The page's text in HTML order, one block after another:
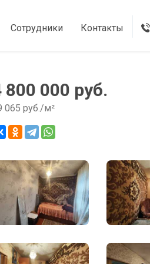
Сотрудники Контакты
800 000 руб.
065 руб./м²